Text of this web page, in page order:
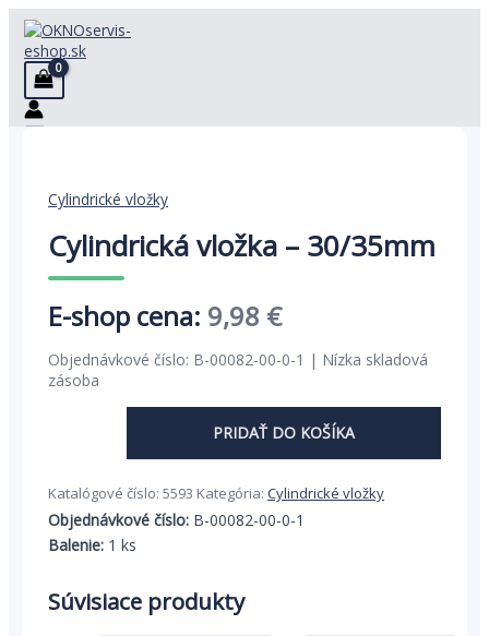
Preskočiť
na
obsah
Cylindrické vložky
Cylindrická vložka – 30/35mm
Pôvodná
cena
15,36 €.
9,98 €Aktuálna
cena
9,98 €.
Objednávkové číslo: B-00082-00-0-1 | Nízka skladová
zásoba
vložka
-
30/35mm
PRIDAŤ DO KOŠÍKA
Katalógové číslo: 5593 Kategória: Cylindrické vložky
Objednávkové číslo: B-00082-00-0-1
Balenie: 1 ks
Súvisiace produkty